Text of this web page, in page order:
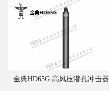
金典HD65G 高风压潜孔冲击器